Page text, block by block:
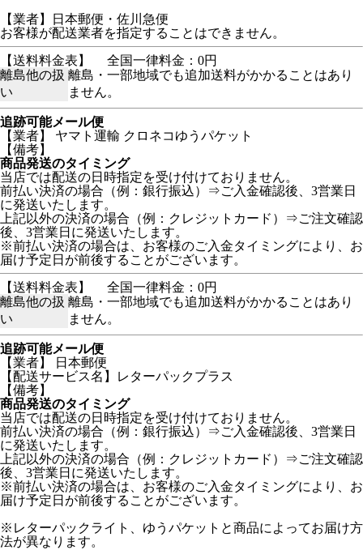
【業者】日本郵便・佐川急便
お客様が配送業者を指定することはできません。
【送料料金表】
全国一律料金：0円
離島他の扱
い
離島・一部地域でも追加送料がかかることはあり
ません。
追跡可能メール便
【業者】 ヤマト運輸 クロネコゆうパケット
【備考】
商品発送のタイミング
当店では配送の日時指定を受け付けておりません。
前払い決済の場合（例：銀行振込）⇒ご入金確認後、3営業日
に発送いたします。
上記以外の決済の場合（例：クレジットカード）⇒ご注文確認
後、3営業日に発送いたします。
※前払い決済の場合は、お客様のご入金タイミングにより、お
届け予定日が前後することがございます。
【送料料金表】
全国一律料金：0円
離島他の扱
い
離島・一部地域でも追加送料がかかることはあり
ません。
追跡可能メール便
【業者】 日本郵便
【配送サービス名】レターパックプラス
【備考】
商品発送のタイミング
当店では配送の日時指定を受け付けておりません。
前払い決済の場合（例：銀行振込）⇒ご入金確認後、3営業日
に発送いたします。
上記以外の決済の場合（例：クレジットカード）⇒ご注文確認
後、3営業日に発送いたします。
※前払い決済の場合は、お客様のご入金タイミングにより、お
届け予定日が前後することがございます。
※レターパックライト、ゆうパケットと商品によってお届け方
法が異なります。